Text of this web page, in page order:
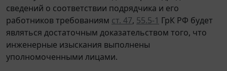
сведений о соответствии подрядчика и его
работников требованиям ст. 47, 55.5-1 ГрК РФ будет
являться достаточным доказательством того, что
инженерные изыскания выполнены
уполномоченными лицами.